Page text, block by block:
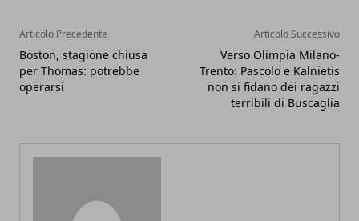
Articolo Precedente
Boston, stagione chiusa
per Thomas: potrebbe
operarsi
Articolo Successivo
Verso Olimpia Milano-
Trento: Pascolo e Kalnietis
non si fidano dei ragazzi
terribili di Buscaglia